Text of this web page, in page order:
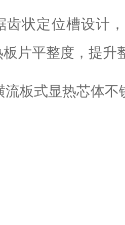
齿状定位槽设计
片平整度，提升